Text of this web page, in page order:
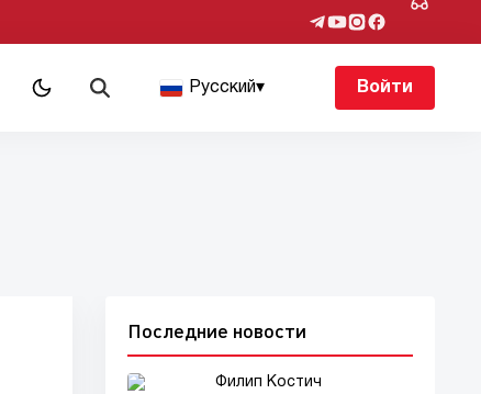
Русский▾ Войти
Последние новости
Филип Костич